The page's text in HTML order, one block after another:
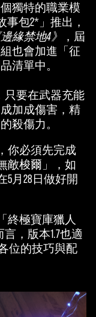
獨特的職業模
事包2*」推出，
邊緣禁地4》
，屆
也會加進「征
清單中。
只要在武器充能
加成傷害，精
殺傷力。
你必須先完成
敵梭爾」，如
月28日做好開
終極寶庫獵人
言，版本1.7也適
位的技巧與配